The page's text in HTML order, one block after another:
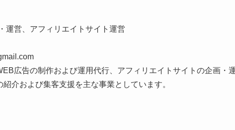
運営、アフィリエイトサイト運営
広告の制作および運用代行、アフィリエイトサイトの企画・
介および集客支援を主な事業としています。